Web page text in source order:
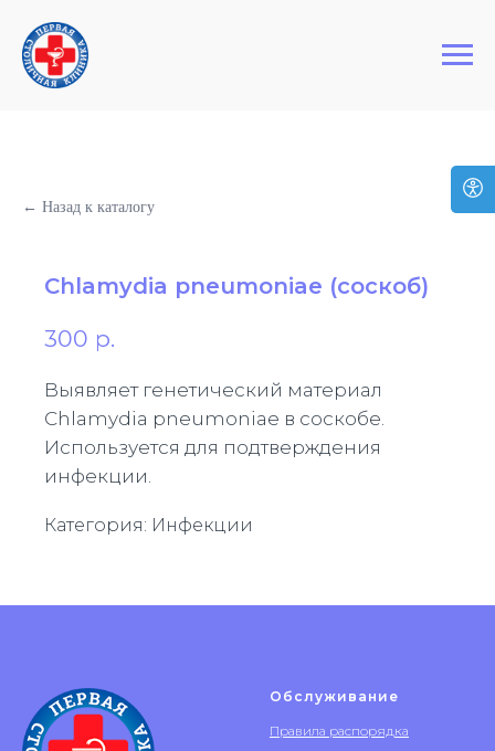
Первая Столичная Клиника
← Назад к каталогу
Chlamydia pneumoniae (соскоб)
300 р.
Выявляет генетический материал
Chlamydia pneumoniae в соскобе.
Используется для подтверждения
инфекции.
Категория: Инфекции
Обслуживание
Правила распорядка